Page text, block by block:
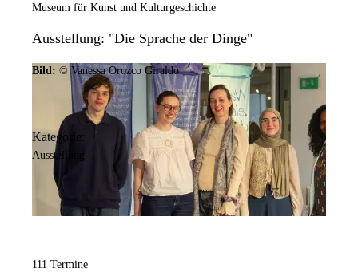
Museum für Kunst und Kulturgeschichte
Ausstellung: "Die Sprache der Dinge"
Bild: © Vanessa Orozco Giraldo
Kategorie:
Ausstellung
111 Termine